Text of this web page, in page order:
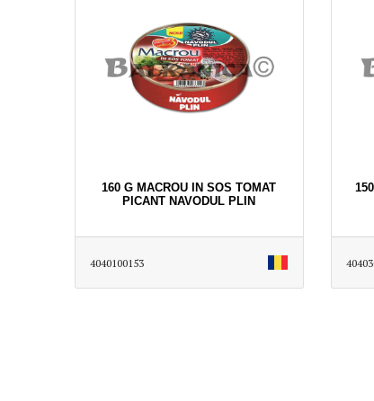
160 G MACROU IN SOS TOMAT
PICANT NAVODUL PLIN
4040100153